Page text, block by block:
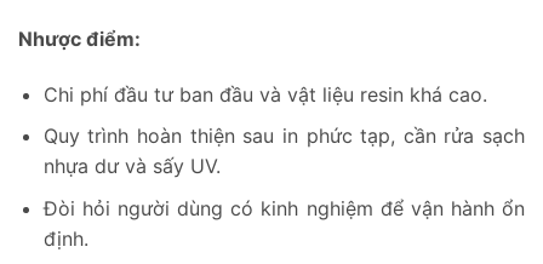
Nhược điểm:
Chi phí đầu tư ban đầu và vật liệu resin khá cao.
Quy trình hoàn thiện sau in phức tạp, cần rửa sạch
nhựa dư và sấy UV.
Đòi hỏi người dùng có kinh nghiệm để vận hành ổn
định.